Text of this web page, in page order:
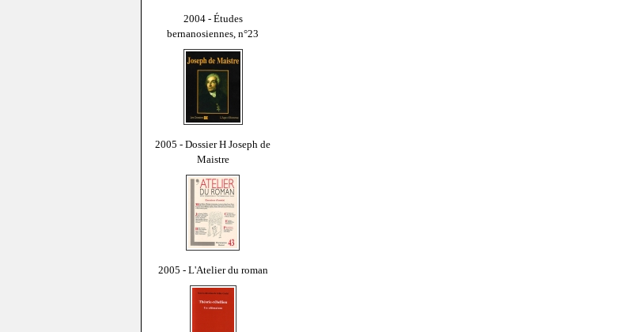
2004 - Études
bernanosiennes, n°23
2005 - Dossier H Joseph de
Maistre
2005 - L'Atelier du roman